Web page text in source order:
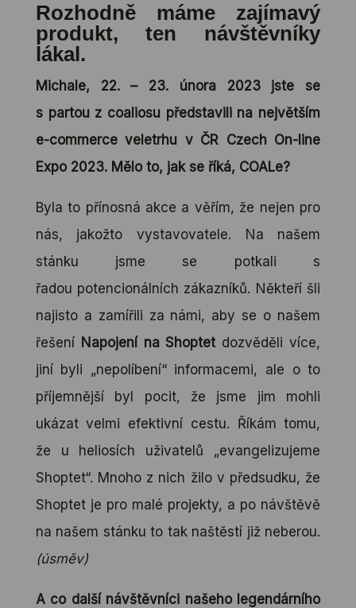
Rozhodně máme zajímavý
produkt, ten návštěvníky
lákal.
Michale, 22. – 23. února 2023 jste se
s partou z coaliosu představili na největším
e-commerce veletrhu v ČR Czech On-line
Expo 2023. Mělo to, jak se říká, COALe?
Byla to přínosná akce a věřím, že nejen pro
nás, jakožto vystavovatele. Na našem
stánku jsme se potkali s
řadou potencionálních zákazníků. Někteří šli
najisto a zamířili za námi, aby se o našem
řešení Napojení na Shoptetdozvěděli více,
jiní byli „nepolíbení“ informacemi, ale o to
příjemnější byl pocit, že jsme jim mohli
ukázat velmi efektivní cestu. Říkám tomu,
že u heliosích uživatelů „evangelizujeme
Shoptet“. Mnoho z nich žilo v předsudku, že
Shoptet je pro malé projekty, a po návštěvě
na našem stánku to tak naštěstí již neberou.
(úsměv)
A co další návštěvníci našeho legendárního